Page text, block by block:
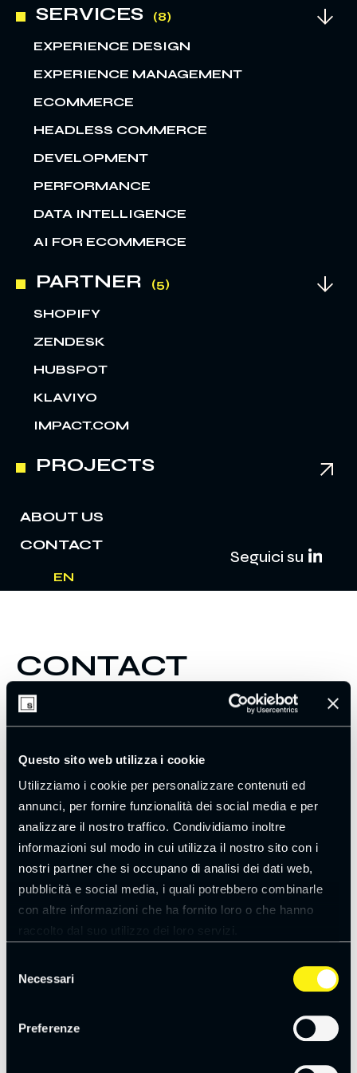
Questo sito web utilizza i cookie
Utilizziamo i cookie per personalizzare contenuti ed
annunci, per fornire funzionalità dei social media e per
analizzare il nostro traffico. Condividiamo inoltre
informazioni sul modo in cui utilizza il nostro sito con i
nostri partner che si occupano di analisi dei dati web,
pubblicità e social media, i quali potrebbero combinarle
con altre informazioni che ha fornito loro o che hanno
raccolto dal suo utilizzo dei loro servizi.
delNecessari
Preferenze
SERVICES
EXPERIENCE DESIGN
EXPERIENCE MANAGEMENT
ECOMMERCE
HEADLESS COMMERCE
DEVELOPMENT
PERFORMANCE
DATA INTELLIGENCE
AI FOR ECOMMERCE
PARTNER
SHOPIFY
ZENDESK
HUBSPOT
KLAVIYO
IMPACT.COM
PROJECTS
ABOUT US
CONTACT
EN
Seguici su
CONTACT
BOLOGNA
Via Zanolini, 15/2
info@spotview.it
Linkedin